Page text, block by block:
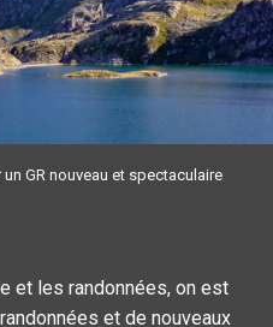
un GR nouveau et spectaculaire
et les randonnées, on est
et de nouveaux